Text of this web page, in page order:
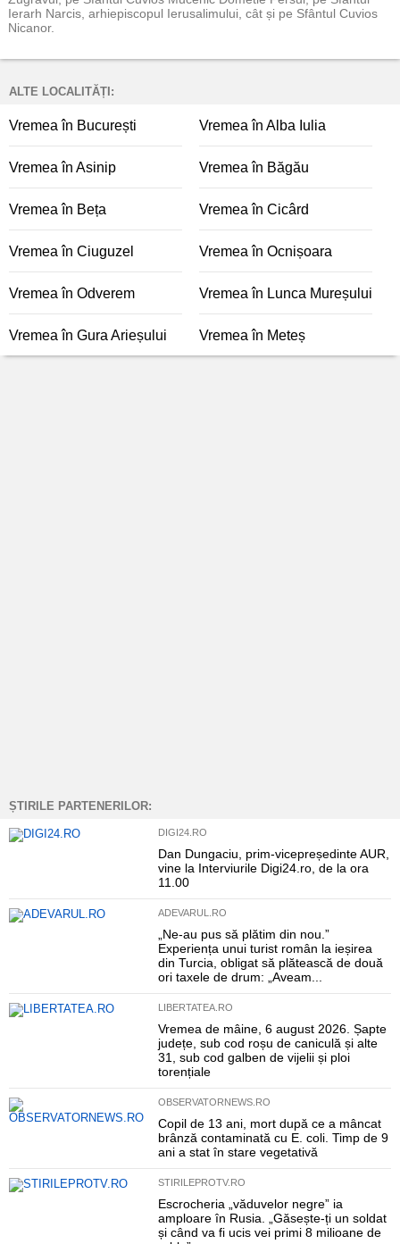
Ierarh Narcis, arhiepiscopul Ierusalimului, cât și pe Sfântul Cuvios
Nicanor.
ALTE LOCALITĂȚI:
Vremea în București Vremea în Alba Iulia
Vremea în Asinip Vremea în Băgău
Vremea în Beța Vremea în Cicârd
Vremea în Ciuguzel Vremea în Ocnișoara
Vremea în Odverem Vremea în Lunca Mureșului
Vremea în Gura Arieșului Vremea în Meteș
ȘTIRILE PARTENERILOR:
DIGI24.RO
Dan Dungaciu, prim-vicepreședinte AUR,
vine la Interviurile Digi24.ro, de la ora
11.00
ADEVARUL.RO
„Ne-au pus să plătim din nou.”
Experiența unui turist român la ieșirea
din Turcia, obligat să plătească de două
ori taxele de drum: „Aveam...
LIBERTATEA.RO
Vremea de mâine, 6 august 2026. Șapte
județe, sub cod roșu de caniculă și alte
31, sub cod galben de vijelii și ploi
torențiale
OBSERVATORNEWS.RO
Copil de 13 ani, mort după ce a mâncat
brânză contaminată cu E. coli. Timp de 9
ani a stat în stare vegetativă
STIRILEPROTV.RO
Escrocheria „văduvelor negre” ia
amploare în Rusia. „Găsește-ți un soldat
și când va fi ucis vei primi 8 milioane de